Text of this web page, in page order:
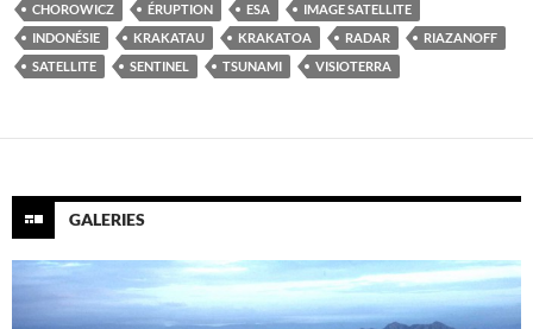
CHOROWICZ
ÉRUPTION ESA
IMAGE SATELLITE
INDONÉSIE
KRAKATAU KRAKATOA RADAR
RIAZANOFF
SATELLITE
SENTINEL TSUNAMI VISIOTERRA
GALERIES